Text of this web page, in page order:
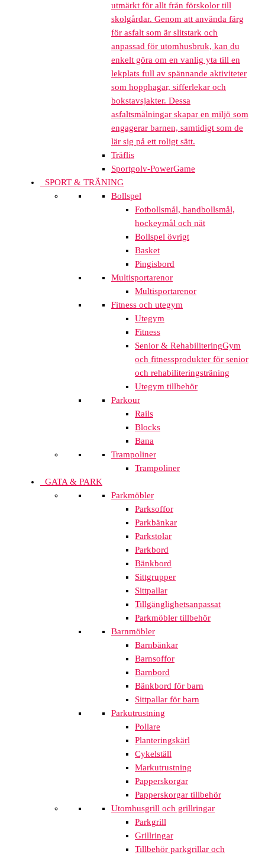
utmärkt för allt från förskolor till
skolgårdar. Genom att använda färg
för asfalt som är slitstark och
anpassad för utomhusbruk, kan du
enkelt göra om en vanlig yta till en
lekplats full av spännande aktiviteter
som hopphagar, sifferlekar och
bokstavsjakter. Dessa
asfaltsmålningar skapar en miljö som
engagerar barnen, samtidigt som de
lär sig på ett roligt sätt.
Träflis
Sportgolv-PowerGame
SPORT & TRÄNING
Bollspel
Fotbollsmål, handbollsmål,
hockeymål och nät
Bollspel övrigt
Basket
Pingisbord
Multisportarenor
Multisportarenor
Fitness och utegym
Utegym
Fitness
Senior & RehabiliteringGym
och fitnessprodukter för senior
och rehabiliteringsträning
Utegym tillbehör
Parkour
Rails
Blocks
Bana
Trampoliner
Trampoliner
GATA & PARK
Parkmöbler
Parksoffor
Parkbänkar
Parkstolar
Parkbord
Bänkbord
Sittgrupper
Sittpallar
Tillgänglighetsanpassat
Parkmöbler tillbehör
Barnmöbler
Barnbänkar
Barnsoffor
Barnbord
Bänkbord för barn
Sittpallar för barn
Parkutrustning
Pollare
Planteringskärl
Cykelställ
Markutrustning
Papperskorgar
Papperskorgar tillbehör
Utomhusgrill och grillringar
Parkgrill
Grillringar
Tillbehör parkgrillar och